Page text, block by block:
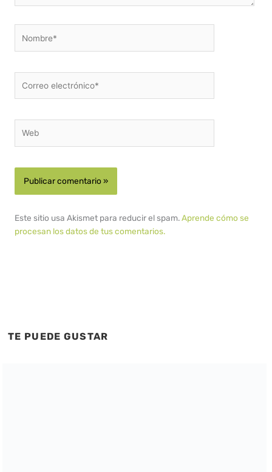
electrónico*
Este sitio usa Akismet para reducir el spam.Aprende cómo se
procesan los datos de tus comentarios.
TE PUEDE GUSTAR